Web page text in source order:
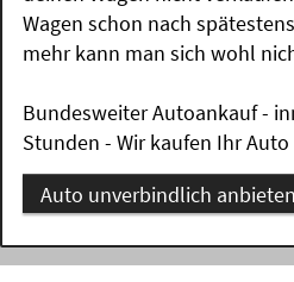
Wagen schon nach
mehr kann man sich wohl
Bundesweiter Autoankauf -
Stunden - Wir kaufen Ihr
Auto unverbindlich